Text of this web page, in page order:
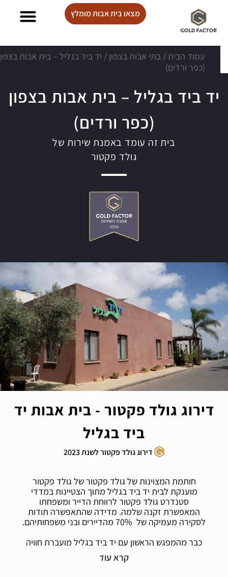
מצאו בית אבות מומלץ
עמוד הבית/ בתי אבות בצפון / יד ביד בגליל – בית אבות
(כפר ורדים)
יד ביד בגליל – בית אבות בצפון
(כפר ורדים)
בית זה עומד באמנת שירות של
גולד פקטור
דירוג גולד פקטור - בית אבות יד
ביד בגליל
דירוג גולד פקטור לשנת 2023
חותמת המצוינות של גולד פקטור של גולד פקטור
מוענקת לבית יד ביד בגליל מתוך הצטיינות במדדי
סטנדרט גולד פקטור לרווחת הדייר ומשפחתו
המאפשרת זקנה שלמה. מדידה שהתאפשרה תודות
לסקירה מעמיקה של 70% מהדיירים ובני משפחותיהם.
כבר מהמפגש הראשון עם יד ביד בגליל מועברת חוויה
מסבירת פנים. בחוויה הכללית של המשפחות בבית יד
ביד בגליל מורגשת רמת אמון וביטחון גבוהה מאוד